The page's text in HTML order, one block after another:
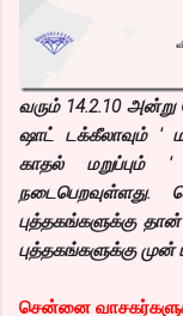
வரும் 14.2.10
ஷாட் டக்கீலாவும் '
காதல் மறுப்பும்
புத்தகங்களுக்கு
புத்தகங்களுக்கு
சென்னை